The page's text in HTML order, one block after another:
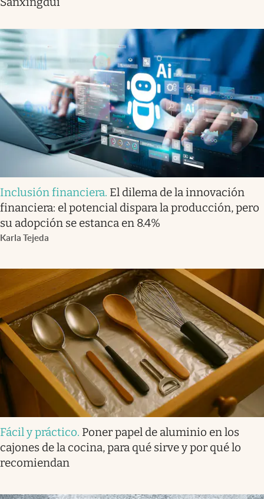
Inclusión financiera. El dilema de la innovación
financiera: el potencial dispara la producción, pero
su adopción se estanca en 8.4%
Karla Tejeda
Fácil y práctico. Poner papel de aluminio en los
cajones de la cocina, para qué sirve y por qué lo
recomiendan